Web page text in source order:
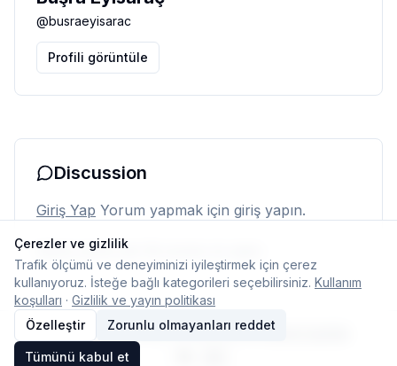
@busraeyisarac
Profili görüntüle
Discussion
Giriş Yap Yorum yapmak için giriş yapın.
Henüz yorum yok. İlk yorumu siz yapın.
© 2026 TypelishAna SayfaEkipİletişimÇerez ayarları
Çerezler ve gizlilik
Trafik ölçümü ve deneyiminizi iyileştirmek için çerez
kullanıyoruz. İsteğe bağlı kategorileri seçebilirsiniz. Kullanım
koşulları · Gizlilik ve yayın politikası
Özelleştir
Zorunlu olmayanları reddet
Tümünü kabul et